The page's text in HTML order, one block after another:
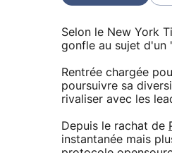
Selon le New York
gonfle au sujet d'un
Rentrée chargée
poursuivre sa
rivaliser avec les
Depuis le rachat de
instantanée mais